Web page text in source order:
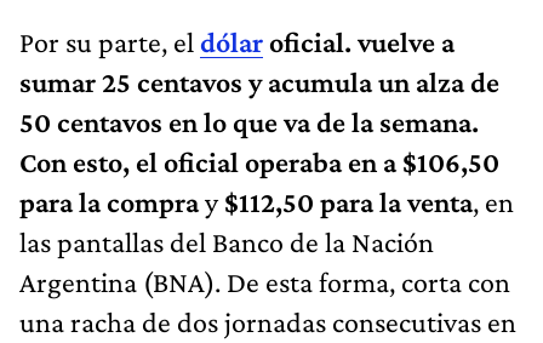
Por su parte, el dólaroficial. vuelve a
sumar 25 centavos y acumula un alza de
50 centavos en lo que va de la semana.
Con esto, el oficial operaba en a$106,50
para la compray$112,50 para la venta, en
las pantallas del Banco de la Nación
Argentina (BNA). De esta forma, corta con
una racha de dos jornadas consecutivas en